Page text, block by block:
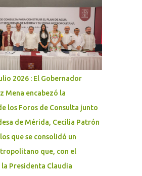
de personas al finalizar el
Mexicana, se
un dispositivo preventivo y
del Monumento a la Patria. El
la movilidad, proteger la
las personas asistentes y
de riesgo,
ante la posible presencia de
y personas
Como parte del
realizarán cierres viales en los
Ponce, a la altura de Walmart.
Carlos Torre Repetto,
2026 : El Gobernador
Mena encabezó la
los Foros de Consulta junto
de Mérida, Cecilia Patrón
que se consolidó un
que, con el
Presidenta Claudia